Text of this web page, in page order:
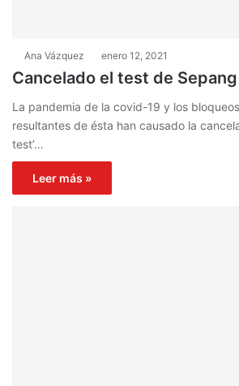
Ana Vázquez enero 12, 2021
Cancelado el test de
La pandemia de la covid-19 y los
resultantes de ésta han causado la
test’…
Leer más »